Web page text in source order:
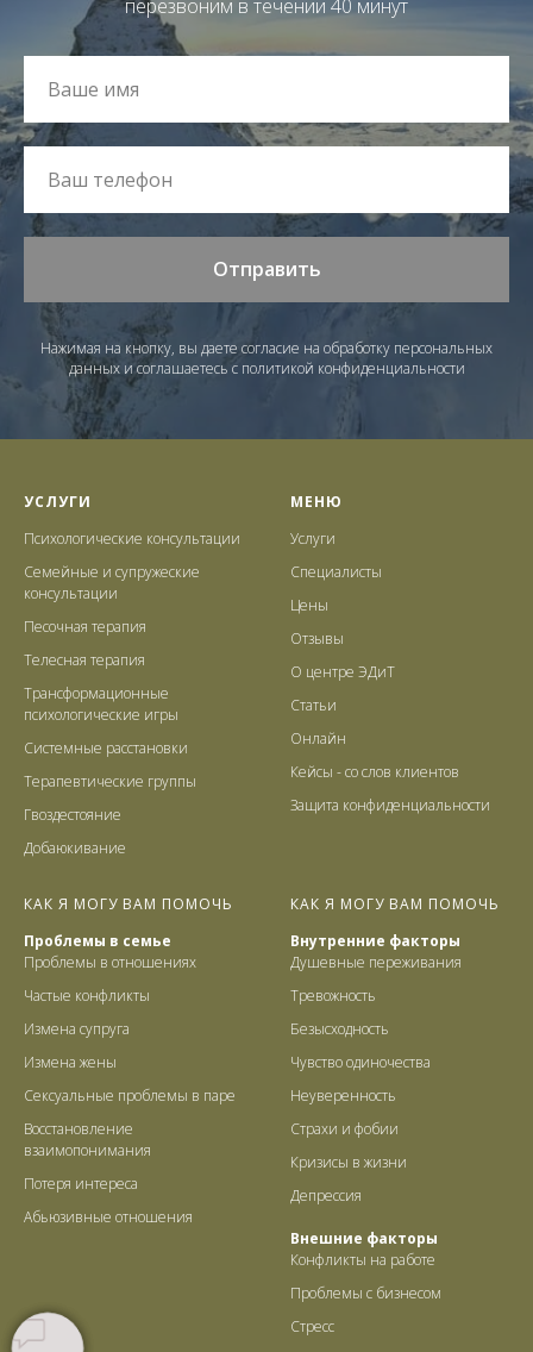
перезвоним в течении 40 минут
Отправить
Нажимая на кнопку, вы даете согласие на обработку персональных
данных и соглашаетесь c политикой конфиденциальности
УСЛУГИ
Психологические консультации
Семейные и супружеские
консультации
Песочная терапия
Телесная терапия
Трансформационные
психологические игры
Системные расстановки
Терапевтические группы
Гвоздестояние
Добаюкивание
МЕНЮ
Услуги
Специалисты
Цены
Отзывы
О центре ЭДиТ
Статьи
Онлайн
Кейсы - со слов клиентов
Защита конфиденциальности
КАК Я МОГУ ВАМ ПОМОЧЬ
Проблемы в семье
Проблемы в отношениях
Частые конфликты
Измена супруга
Измена жены
Сексуальные проблемы в паре
Восстановление
взаимопонимания
Потеря интереса
Абьюзивные отношения
КАК Я МОГУ ВАМ ПОМОЧЬ
Внутренние факторы
Душевные переживания
Тревожность
Безысходность
Чувство одиночества
Неуверенность
Страхи и фобии
Кризисы в жизни
Депрессия
Внешние факторы
Конфликты на работе
Проблемы с бизнесом
Стресс